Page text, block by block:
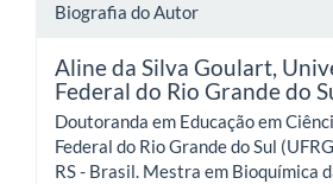
Biografia do Autor
Aline da Silva Goulart,
Federal do Rio Grande do
Doutoranda em Educação em
Federal do Rio Grande do Sul
RS - Brasil. Mestra em Bioquímica